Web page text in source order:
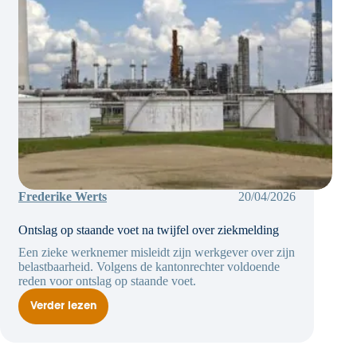
Frederike Werts 20/04/2026
Ontslag op staande voet na twijfel over ziekmelding
Een zieke werknemer misleidt zijn werkgever over zijn
belastbaarheid. Volgens de kantonrechter voldoende
reden voor ontslag op staande voet.
Verder lezen
Ontslag